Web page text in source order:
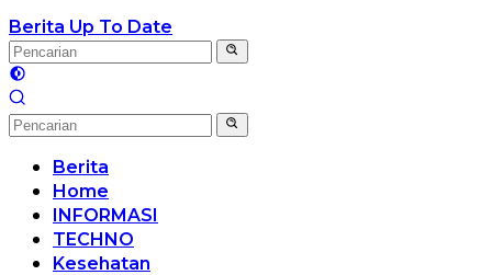
Berita Up To Date
Berita
Home
INFORMASI
TECHNO
Kesehatan